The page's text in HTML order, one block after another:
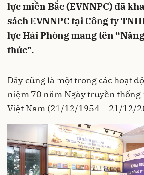
lực miền Bắc (EVNNPC) đã
sách EVNNPC tại Công ty
lực Hải Phòng mang tên
thức”.
Đây cũng là một trong các hoạt
niệm 70 năm Ngày truyền
Việt Nam (21/12/1954 – 21/12/